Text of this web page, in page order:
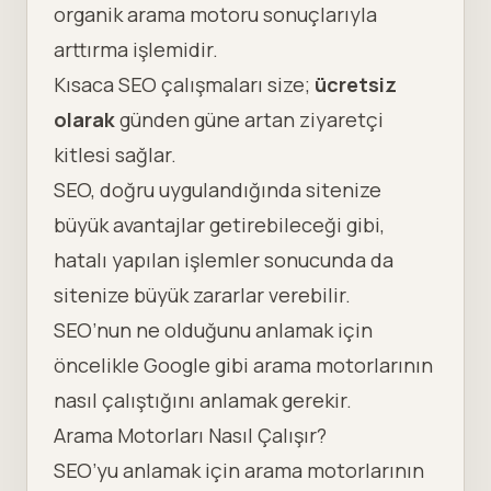
organik arama motoru sonuçlarıyla
arttırma işlemidir.
Kısaca SEO çalışmaları size; ücretsiz
olarakgünden güne artan ziyaretçi
kitlesi sağlar.
SEO, doğru uygulandığında sitenize
büyük avantajlar getirebileceği gibi,
hatalı yapılan işlemler sonucunda da
sitenize büyük zararlar verebilir.
SEO’nun ne olduğunu anlamak için
öncelikle Google gibi arama motorlarının
nasıl çalıştığını anlamak gerekir.
Arama Motorları Nasıl Çalışır?
SEO’yu anlamak için arama motorlarının